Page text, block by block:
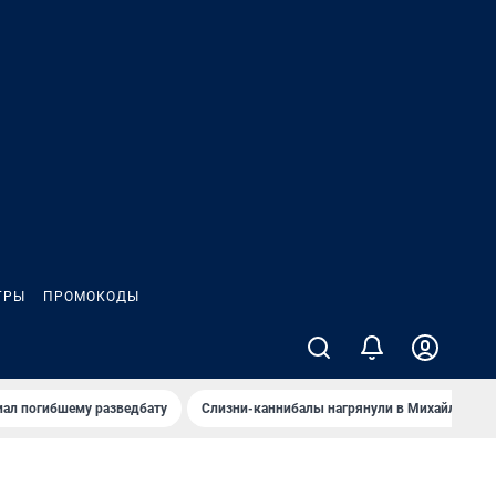
ПРОМОКОДЫ
погибшему разведбату Слизни-каннибалы нагрянули в Михайлов